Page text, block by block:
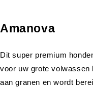
Amanova
Dit super premium
voor uw grote volwassen
aan granen en wordt